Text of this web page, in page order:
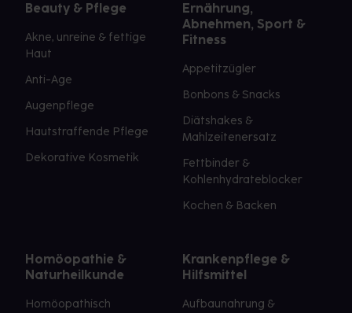
Beauty & Pflege
Akne, unreine & fettige
Haut
Anti-Age
Augenpflege
Hautstraffende Pflege
Dekorative Kosmetik
Ernährung,
Abnehmen, Sport &
Fitness
Appetitzügler
Bonbons & Snacks
Diätshakes &
Mahlzeitenersatz
Fettbinder &
Kohlenhydrateblocker
Kochen & Backen
Homöopathie &
Naturheilkunde
Homöopathisch
Krankenpflege &
Hilfsmittel
Aufbaunahrung &